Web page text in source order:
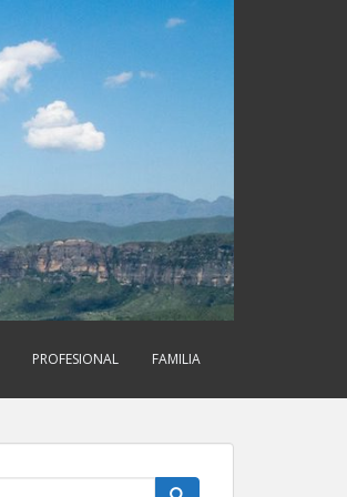
PROFESIONAL FAMILIA